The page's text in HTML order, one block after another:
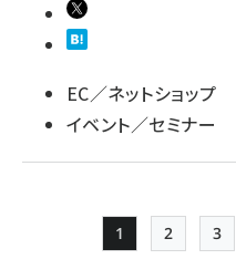
EC／ネットショップ
イベント／セミナー
Page
1
Page
2 3